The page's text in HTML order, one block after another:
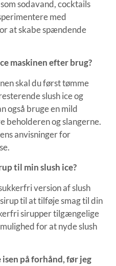
sodavand, cocktails
med
at skabe spændende
maskinen efter brug?
skal du først tømme
slush ice og
også bruge en mild
beholderen og slangerne.
anvisninger for
til min slush ice?
version af slush
til at tilføje smag til din
sirupper tilgængelige
for at nyde slush
på forhånd, før jeg